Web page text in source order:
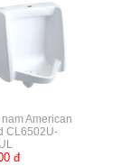
American
CL6502U-
đ